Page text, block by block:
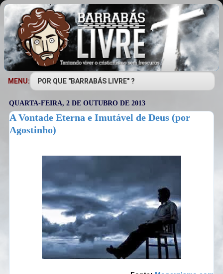
MENU:
QUARTA-FEIRA, 2 DE OUTUBRO DE 2013
A Vontade Eterna e Imutável de Deus (por
Agostinho)